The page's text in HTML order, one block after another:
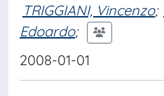
TRIGGIANI, Vincenzo;
Edoardo;
2008-01-01